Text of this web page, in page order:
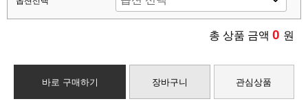
총 상품 금액 0 원
바로 구매하기 장바구니 관심상품